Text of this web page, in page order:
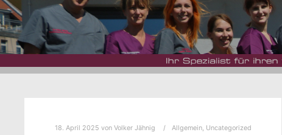
18. April 2025 von Volker Jähnig Allgemein, Uncategorized